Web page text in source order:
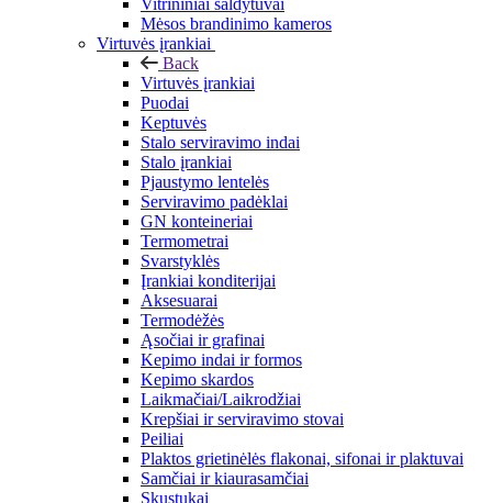
Vitrininiai šaldytuvai
Mėsos brandinimo kameros
Virtuvės įrankiai
Back
Virtuvės įrankiai
Puodai
Keptuvės
Stalo serviravimo indai
Stalo įrankiai
Pjaustymo lentelės
Serviravimo padėklai
GN konteineriai
Termometrai
Svarstyklės
Įrankiai konditerijai
Aksesuarai
Termodėžės
Ąsočiai ir grafinai
Kepimo indai ir formos
Kepimo skardos
Laikmačiai/Laikrodžiai
Krepšiai ir serviravimo stovai
Peiliai
Plaktos grietinėlės flakonai, sifonai ir plaktuvai
Samčiai ir kiaurasamčiai
Skustukai